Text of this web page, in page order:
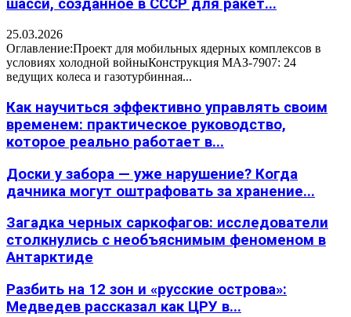
шасси, созданное в СССР для ракет...
25.03.2026
Оглавление:Проект для мобильных ядерных комплексов в
условиях холодной войныКонструкция МАЗ-7907: 24
ведущих колеса и газотурбинная...
Как научиться эффективно управлять своим
временем: практическое руководство,
которое реально работает в...
Доски у забора — уже нарушение? Когда
дачника могут оштрафовать за хранение...
Загадка черных саркофагов: исследователи
столкнулись с необъяснимым феноменом в
Антарктиде
Разбить на 12 зон и «русские острова»:
Медведев рассказал как ЦРУ в...